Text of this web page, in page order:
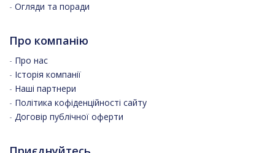
- Огляди та поради
Про компанію
- Про нас
- Історія компанії
- Наші партнери
- Політика кофіденційності сайту
- Договір публічної оферти